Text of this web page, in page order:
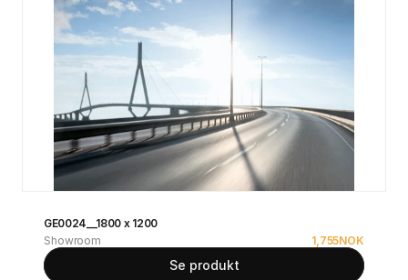
GE0024__1800 x 1200
Showroom
1,755NOK
Se produkt